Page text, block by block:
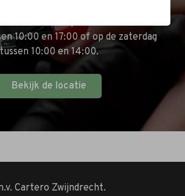
10. Kom op een doordeweekse
10:00 en 17:00 of op de zaterdag
10:00 en 14:00.
Bekijk de locatie
Cartero Zwijndrecht.